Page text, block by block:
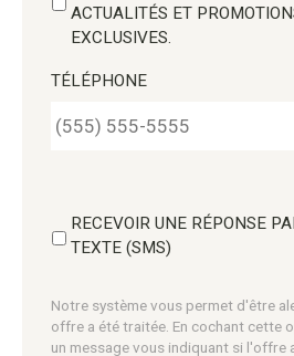
ACTUALITÉS ET
EXCLUSIVES.
TÉLÉPHONE
RECEVOIR UNE RÉPONSE
TEXTE (SMS)
Notre système vous permet d'être
offre a été traitée. En cochant cette
un message vous indiquant si l'offre